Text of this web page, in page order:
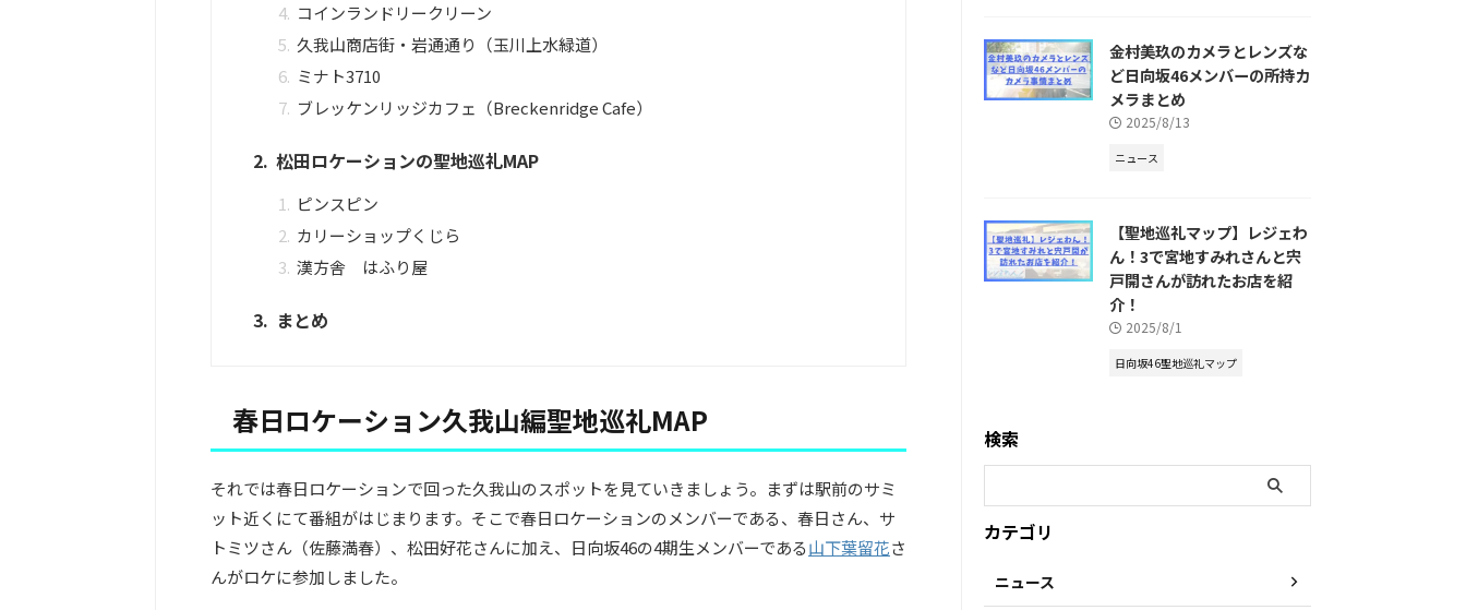
コインランドリークリーン
久我山商店街・岩通通り（玉川上水緑道）
ミナト3710
ブレッケンリッジカフェ（Breckenridge Cafe）
松田ロケーションの聖地巡礼MAP
ピンスピン
カリーショップくじら
漢方舎 はふり屋
まとめ
春日ロケーション久我山編聖地巡礼MAP
それでは春日ロケーションで回った久我山のスポットを見ていきましょう。まずは駅前のサミ
ット近くにて番組がはじまります。そこで春日ロケーションのメンバーである、春日さん、サ
トミツさん（佐藤満春）、松田好花さんに加え、日向坂46の4期生メンバーである山下葉留花さ
んがロケに参加しました。
金村美玖のカメラとレンズな
ど日向坂46メンバーの所持カ
メラまとめ
2025/8/13
ニュース
【聖地巡礼マップ】レジェわ
ん！3で宮地すみれさんと宍
戸開さんが訪れたお店を紹
介！
2025/8/1
日向坂46聖地巡礼マップ
検索
カテゴリ
ニュース